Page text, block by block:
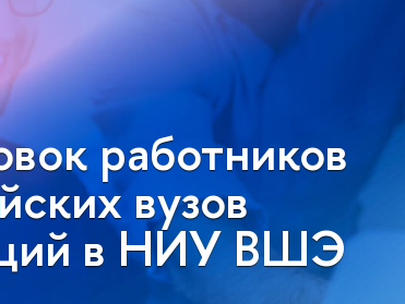
работников
вузов
в НИУ ВШЭ